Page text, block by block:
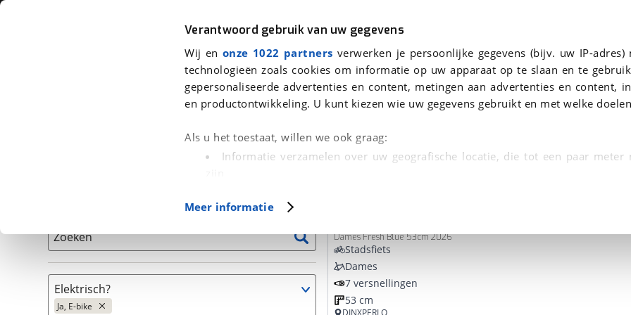
Verantwoord gebruik van uw gegevens
Wij en onze 1022 partners verwerken je persoonlijke gegevens (bijv. uw IP-adres)
technologieën zoals cookies om informatie op uw apparaat op te slaan en te
gepersonaliseerde advertenties en content, metingen aan advertenties en content,
en productontwikkeling. U kunt kiezen wie uw gegevens gebruikt en met welke
Als u het toestaat, willen we ook graag:
Informatie verzamelen over uw geografische locatie, die tot een paar meter
(fingerprinting)
in. U kunt uw toestemming op elk moment wijzigen of
Cookieverklaring.
Met cookies en vergelijkbare technieken zorgen we voor een betere en meer
Functionele cookies zorgen ervoor dat de website goed werkt. Ook gebruiken we
Meer informatie
Auto Fiets Motor
Elektrische fiets>Stadsfiets
We hebben 38 fietsen voor je gevonden
Zoeken
Elektrisch?
Ja, E-bike
Dames Fresh Blue 53cm 2026
Stadsfiets
Dames
7 versnellingen
53 cm
DINXPERLO